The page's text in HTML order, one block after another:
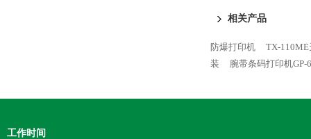
相关产品
防爆打印机
TX-
装
腕带条码打印机GP-
工作时间